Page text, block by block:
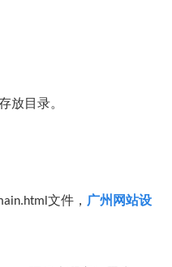
放目录。
文件， 广州网站设